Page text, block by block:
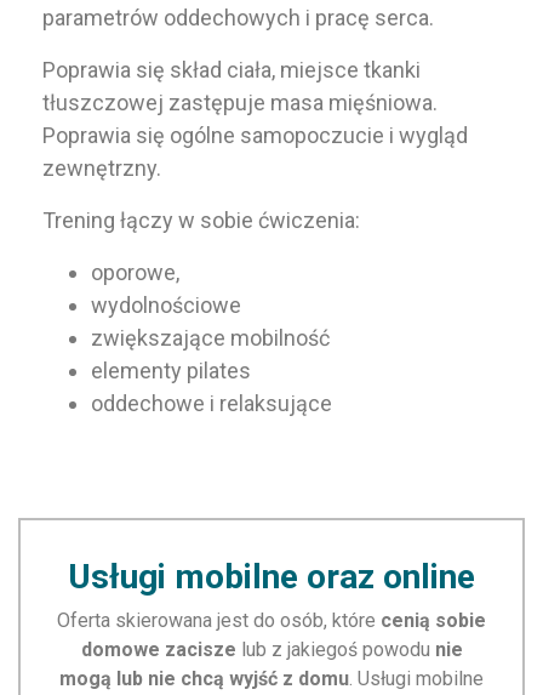
parametrów oddechowych i pracę serca.
Poprawia się skład ciała, miejsce tkanki
tłuszczowej zastępuje masa mięśniowa.
Poprawia się ogólne samopoczucie i wygląd
zewnętrzny.
Trening łączy w sobie ćwiczenia:
oporowe,
wydolnościowe
zwiększające mobilność
elementy pilates
oddechowe i relaksujące
Usługi mobilne oraz online
Oferta skierowana jest do osób, które cenią sobie
domowe zacisze lub z jakiegoś powodu nie
mogą lub nie chcą wyjść z domu. Usługi mobilne